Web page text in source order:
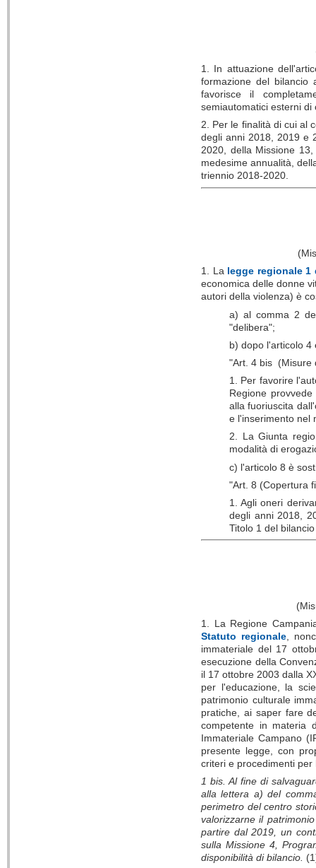
1. In attuazione
formazione del bilancio
favorisce il
semiautomatici esterni
2. Per le finalità di cui al
degli anni 2018, 2019 e
2020, della Missione
medesime annualità,
triennio 2018-2020.
1. La legge regionale 1
economica delle donne
autori della violenza) è
a) al comma 2
"delibera";
b) dopo l'articolo 4
"Art. 4 bis (Misure
1. Per favorire
Regione
alla fuoriuscita
e l'inserimento nel
2. La Giunta
modalità di
c) l'articolo 8 è
"Art. 8 (Copertura
1. Agli oneri
degli anni 2018,
Titolo 1 del
1. La Regione
Statuto regionale ,
immateriale del 17
esecuzione della
il 17 ottobre 2003 dalla
per l'educazione, la
patrimonio culturale
pratiche, ai saper fare
competente in materia
Immateriale Campano
presente legge, con
criteri e procedimenti
1 bis. Al fine di
alla lettera a) del
perimetro del centro
valorizzarne il
partire dal 2019, un
sulla Missione 4,
disponibilità di bilancio.